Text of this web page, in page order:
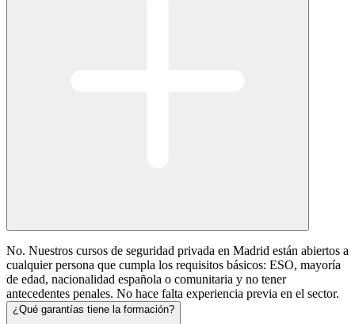
No. Nuestros cursos de seguridad privada en Madrid están abiertos a
cualquier persona que cumpla los requisitos básicos: ESO, mayoría
de edad, nacionalidad española o comunitaria y no tener
antecedentes penales. No hace falta experiencia previa en el sector.
¿Qué garantías tiene la formación?